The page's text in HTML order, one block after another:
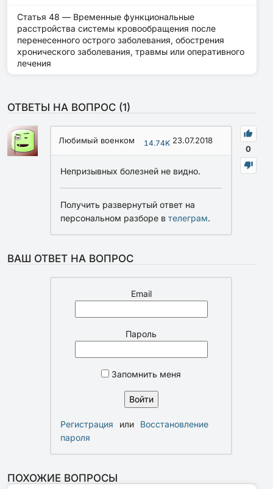
Статья 48 — Временные функциональные
расстройства системы кровообращения после
перенесенного острого заболевания, обострения
хронического заболевания, травмы или оперативного
лечения
ОТВЕТЫ НА ВОПРОС (1)
0
Любимый военком 14.74K 23.07.2018
Непризывных болезней не видно.
Получить развернутый ответ на
персональном разборе в телеграм.
ВАШ ОТВЕТ НА ВОПРОС
Email
Пароль
Запомнить меня
Регистрация или
Восстановление
пароля
ПОХОЖИЕ ВОПРОСЫ